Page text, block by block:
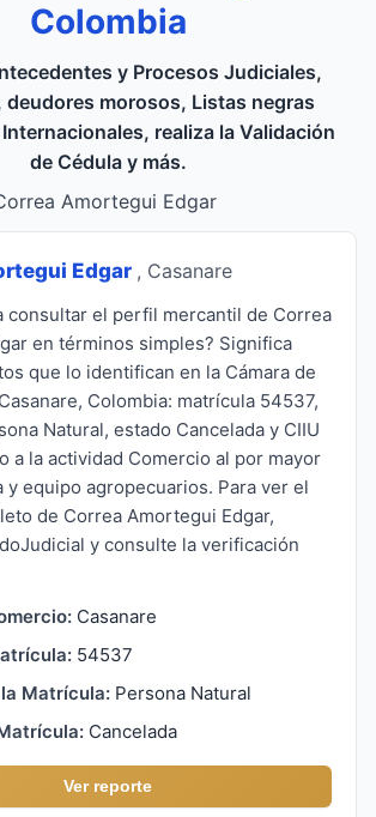
Colombia
y Procesos Judiciales,
deudores morosos, Listas negras
realiza la Validación
de Cédula y más.
Amortegui Edgar
Edgar , Casanare
consultar el perfil mercantil de Correa
en términos simples? Significa
que lo identifican en la Cámara de
Colombia: matrícula 54537,
Natural, estado Cancelada y CIIU
a la actividad Comercio al por mayor
y equipo agropecuarios. Para ver el
de Correa Amortegui Edgar,
y consulte la verificación
Casanare
54537
Matrícula: Persona Natural
Cancelada
Ver reporte